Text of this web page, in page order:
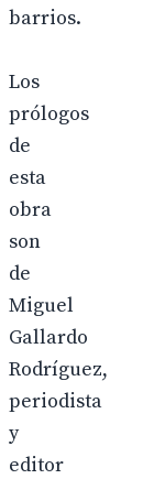
barrios.
Los
prólogos
de
esta
obra
son
de
Miguel
Gallardo
Rodríguez,
periodista
y
editor